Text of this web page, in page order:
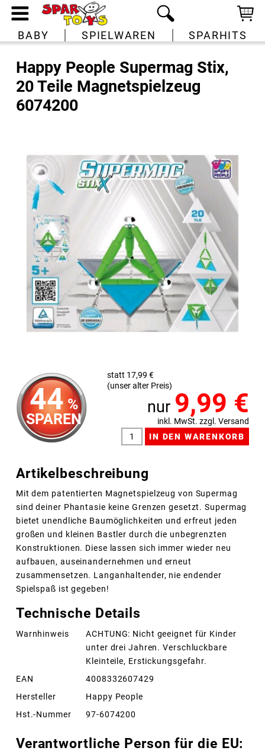
BABY SPIELWAREN SPARHITS
Happy People Supermag Stix,
20 Teile Magnetspielzeug
6074200
44 %
SPAREN
statt 17,99 €
(unser alter Preis)
nur 9,99 €
inkl. MwSt. zzgl. Versand
Artikelbeschreibung
Mit dem patentierten Magnetspielzeug von Supermag
sind deiner Phantasie keine Grenzen gesetzt. Supermag
bietet unendliche Baumöglichkeiten und erfreut jeden
großen und kleinen Bastler durch die unbegrenzten
Konstruktionen. Diese lassen sich immer wieder neu
aufbauen, auseinandernehmen und erneut
zusammensetzen. Langanhaltender, nie endender
Spielspaß ist gegeben!
Technische Details
Warnhinweis
ACHTUNG: Nicht geeignet für Kinder
unter drei Jahren. Verschluckbare
Kleinteile, Erstickungsgefahr.
EAN
4008332607429
Hersteller
Happy People
Hst.-Nummer
97-6074200
Verantwortliche Person für die EU: